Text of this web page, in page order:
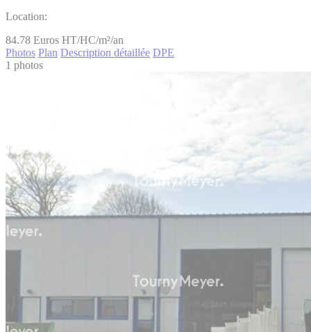
Location:
84.78 Euros HT/HC/m²/an
Photos Plan Description détaillée DPE
1 photos